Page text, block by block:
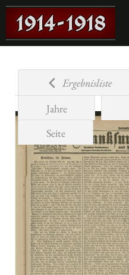
Ergebnisliste
Jahre
Seite